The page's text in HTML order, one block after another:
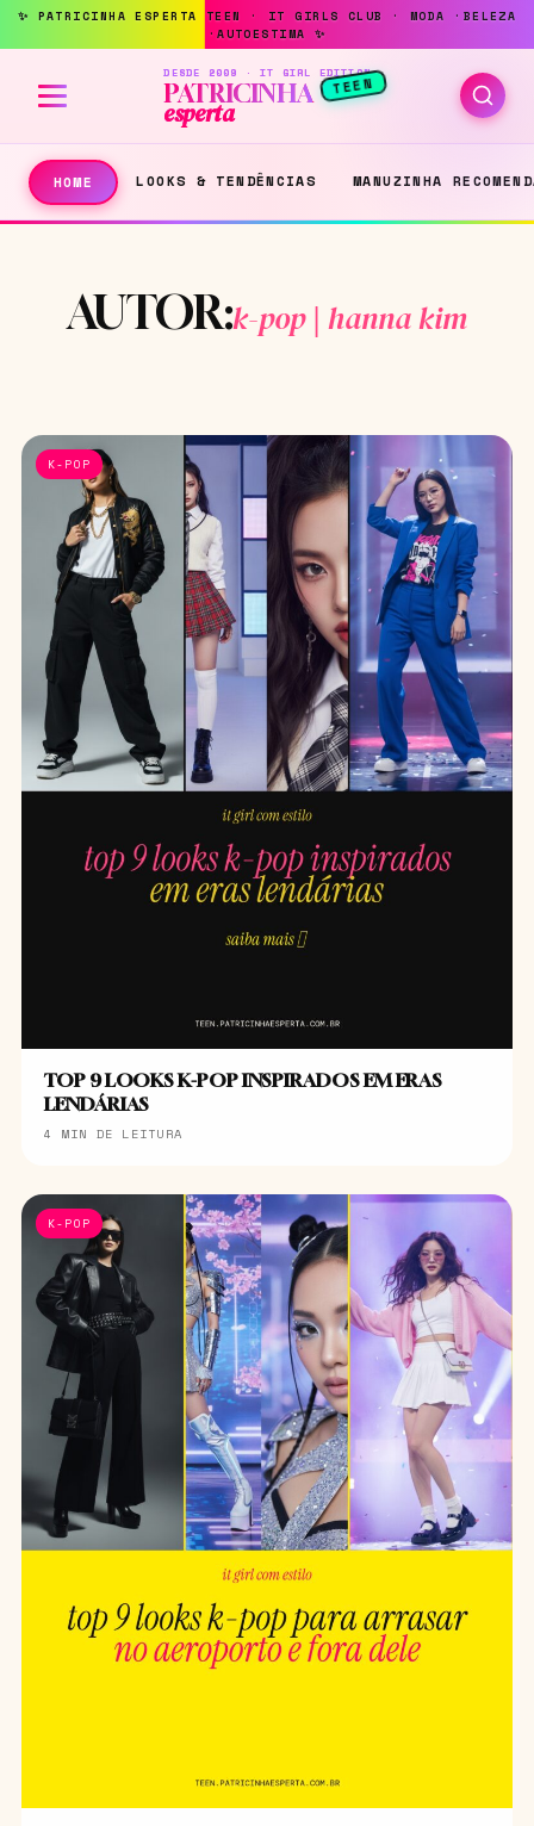
DESDE 2009 · IT GIRL EDITION
PATRICINHA TEEN
esperta
HOME LOOKS & TENDÊNCIAS MANUZINHA
AUTOR:k-pop | hanna kim
K-POP
TOP 9 LOOKS K-POP INSPIRADOS EM ERAS
LENDÁRIAS
4 MIN DE LEITURA
K-POP